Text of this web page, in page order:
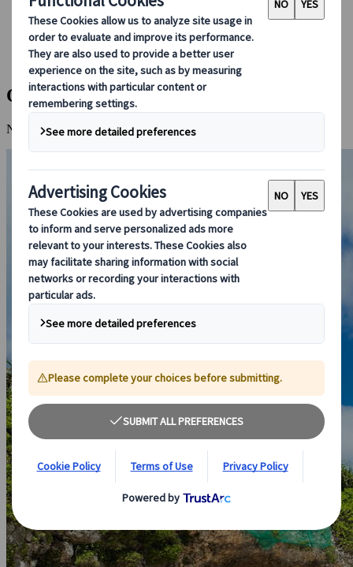
Japanspecialist
Destinationer
Alle destinationer
Okinawa øerne
Okinawa øerne
Nyd de smukke sandstrande, marineliv og ekstraordinære koralrev.